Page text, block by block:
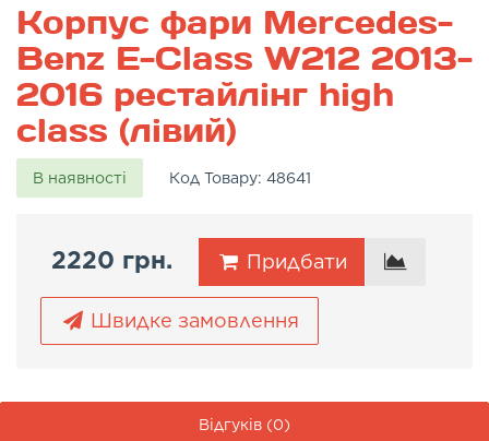
Корпус фари Mercedes-
Benz E-Class W212 2013-
2016 рестайлінг high
class (лівий)
В наявності Код Товару: 48641
2220 грн. Придбати
Швидке замовлення
Відгуків (0)